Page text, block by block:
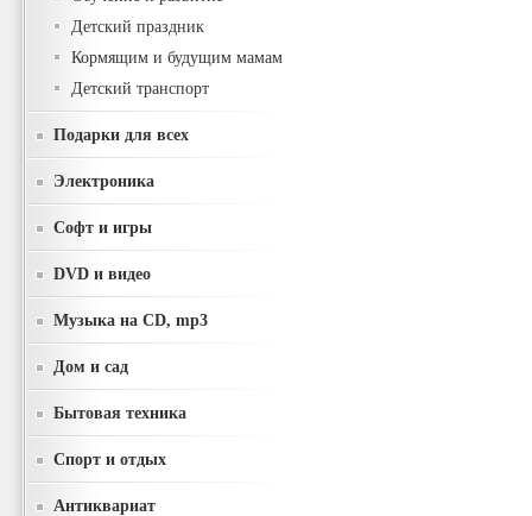
Детский праздник
Кормящим и будущим мамам
Детский транспорт
Подарки для всех
Электроника
Софт и игры
DVD и видео
Музыка на CD, mp3
Дом и сад
Бытовая техника
Спорт и отдых
Антиквариат